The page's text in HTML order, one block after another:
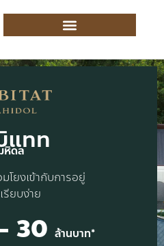
แทท
หิดล
โยงเข้ากับการอยู่
ยบง่าย
30 ล้านบาท*